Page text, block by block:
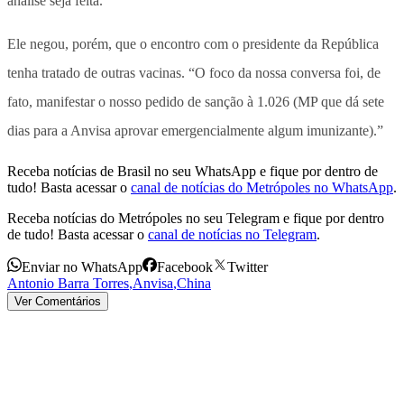
Ele negou, porém, que o encontro com o presidente da República
tenha tratado de outras vacinas. “O foco da nossa conversa foi, de
fato, manifestar o nosso pedido de sanção à 1.026 (MP que dá sete
dias para a Anvisa aprovar emergencialmente algum imunizante).”
Receba notícias de Brasil no seu WhatsApp e fique por dentro de
tudo! Basta acessar o canal de notícias do Metrópoles no WhatsApp.
Receba notícias do Metrópoles no seu Telegram e fique por dentro
de tudo! Basta acessar o canal de notícias no Telegram.
Enviar no WhatsApp Facebook
Twitter
Antonio Barra Torres,Anvisa,China
Ver Comentários